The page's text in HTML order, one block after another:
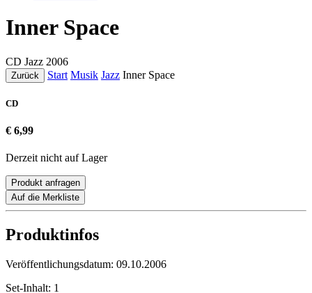
Inner Space
CD Jazz 2006
Zurück Start Musik Jazz Inner Space
CD
€ 6,99
Derzeit nicht auf Lager
Produkt anfragen
Auf die Merkliste
Produktinfos
Veröffentlichungsdatum: 09.10.2006
Set-Inhalt: 1